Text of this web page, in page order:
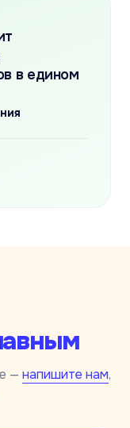
в едином
—напишите нам,